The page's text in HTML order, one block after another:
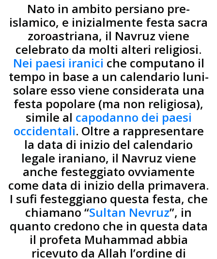
Nato in ambito persiano pre-
islamico, e inizialmente festa sacra
zoroastriana, il Navruz viene
celebrato da molti alteri religiosi.
Nei paesi iranici che computano il
tempo in base a un calendario luni-
solare esso viene considerata una
festa popolare (ma non religiosa),
simile al capodanno dei paesi
occidentali. Oltre a rappresentare
la data di inizio del calendario
legale iraniano, il Navruz viene
anche festeggiato ovviamente
come data di inizio della primavera.
I sufi festeggiano questa festa, che
chiamano “Sultan Nevruz”, in
quanto credono che in questa data
il profeta Muhammad abbia
ricevuto da Allah l’ordine di